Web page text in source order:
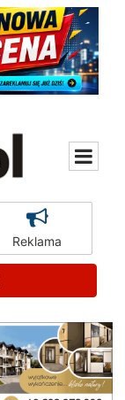
Reklama